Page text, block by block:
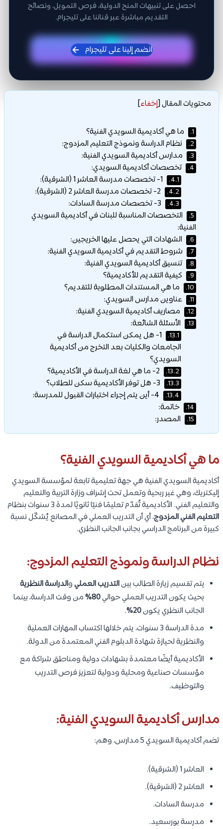
احصل على تنبيهات المنح الدولية، فرص التمويل، ونصائح
التقديم مباشرة عبر قناتنا على تليجرام.
انضم إلينا على تليجرام
محتويات المقال[إخفاء]
1. ما هي أكاديمية السويدي الفنية؟
2. نظام الدراسة ونموذج التعليم المزدوج:
3. مدارس أكاديمية السويدي الفنية:
4. تخصصات أكاديمية السويدي:
4.1.
4.2.
4.3.
5.
التخصصات المناسبة للبنات في أكاديمية السويدي
الفنية:
6. الشهادات التي يحصل عليها الخريجين:
7. شروط التقديم في أكاديمية السويدي الفنية:
8. تنسيق أكاديمية السويدي الفنية:
9. كيفية التقديم للأكاديمية؟
10. ما هي المستندات المطلوبة للتقديم؟
11. عناوين مدارس السويدي:
12. مصاريف أكاديمية السويدي الفنية:
13. الأسئلة الشائعة:
13.1.
1- هل يمكن استكمال الدراسة في
الجامعات والكليات بعد التخرج من أكاديمية
السويدي؟
13.2.
13.3.
13.4.
14. خاتمة:
15. المصدر:
ما هي أكاديمية السويدي الفنية؟
أكاديمية السويدي الفنية هي جهة تعليمية تابعة لمؤسسة السويدي
إليكتريك، وهي غير ربحية وتعمل تحت إشراف وزارة التربية والتعليم
والتعليم الفني. الأكاديمية تُقدّم تعليمًا فنيًا ثانويًا لمدة 3 سنوات بنظام
التعليم الفني المزدوج، أي أن التدريب العملي في المصانع يُشكّل نسبة
كبيرة من البرنامج الدراسي بجانب الجانب النظري.
نظام الدراسة ونموذج التعليم المزدوج:
يتم تقسيم زيارة الطالب بينالتدريب العمليوالدراسة النظرية
بحيث يكون التدريب العملي حوالي80%
من وقت الدراسة، بينما
الجانب النظري يكون20%
.
مدة الدراسة 3 سنوات، يتم خلالها اكتساب المهارات العملية
والنظرية لحيازة شهادة الدبلوم الفني المعتمدة من الدولة.
الأكاديمية أيضًا معتمدة بشهادات دولية ومناطق شراكة مع
مؤسسات صناعية ومحلية ودولية لتعزيز فرص التدريب
والتوظيف.
مدارس أكاديمية السويدي الفنية:
تضم أكاديمية السويدي 5 مدارس، وهم:
العاشر 1 (الشرقية).
العاشر 2 (الشرقية).
مدرسة السادات.
مدرسة بورسعيد.